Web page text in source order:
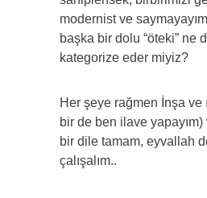
modernist ve
başka bir dolu “öteki” ne
kategorize eder miyiz?
Her şeye rağmen İnşa ve
bir de ben ilave yapayım)
bir dile tamam, eyvallah
çalışalım..